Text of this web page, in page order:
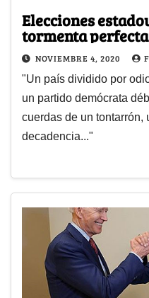
Elecciones
tormenta perfecta
NOVIEMBRE 4, 2020
"Un país dividido por
un partido demócrata
cuerdas de un tontarrón,
decadencia..."